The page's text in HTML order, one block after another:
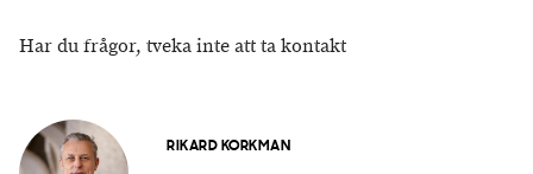
Har du frågor, tveka inte att ta kontakt
RIKARD KORKMAN